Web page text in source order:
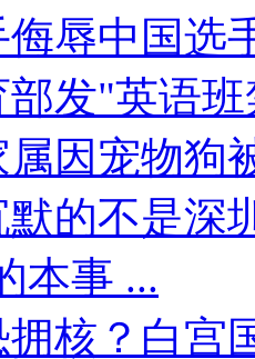
辱中国选
发"英语
因宠物狗
的不是深
本事 ...
拥核？白宫